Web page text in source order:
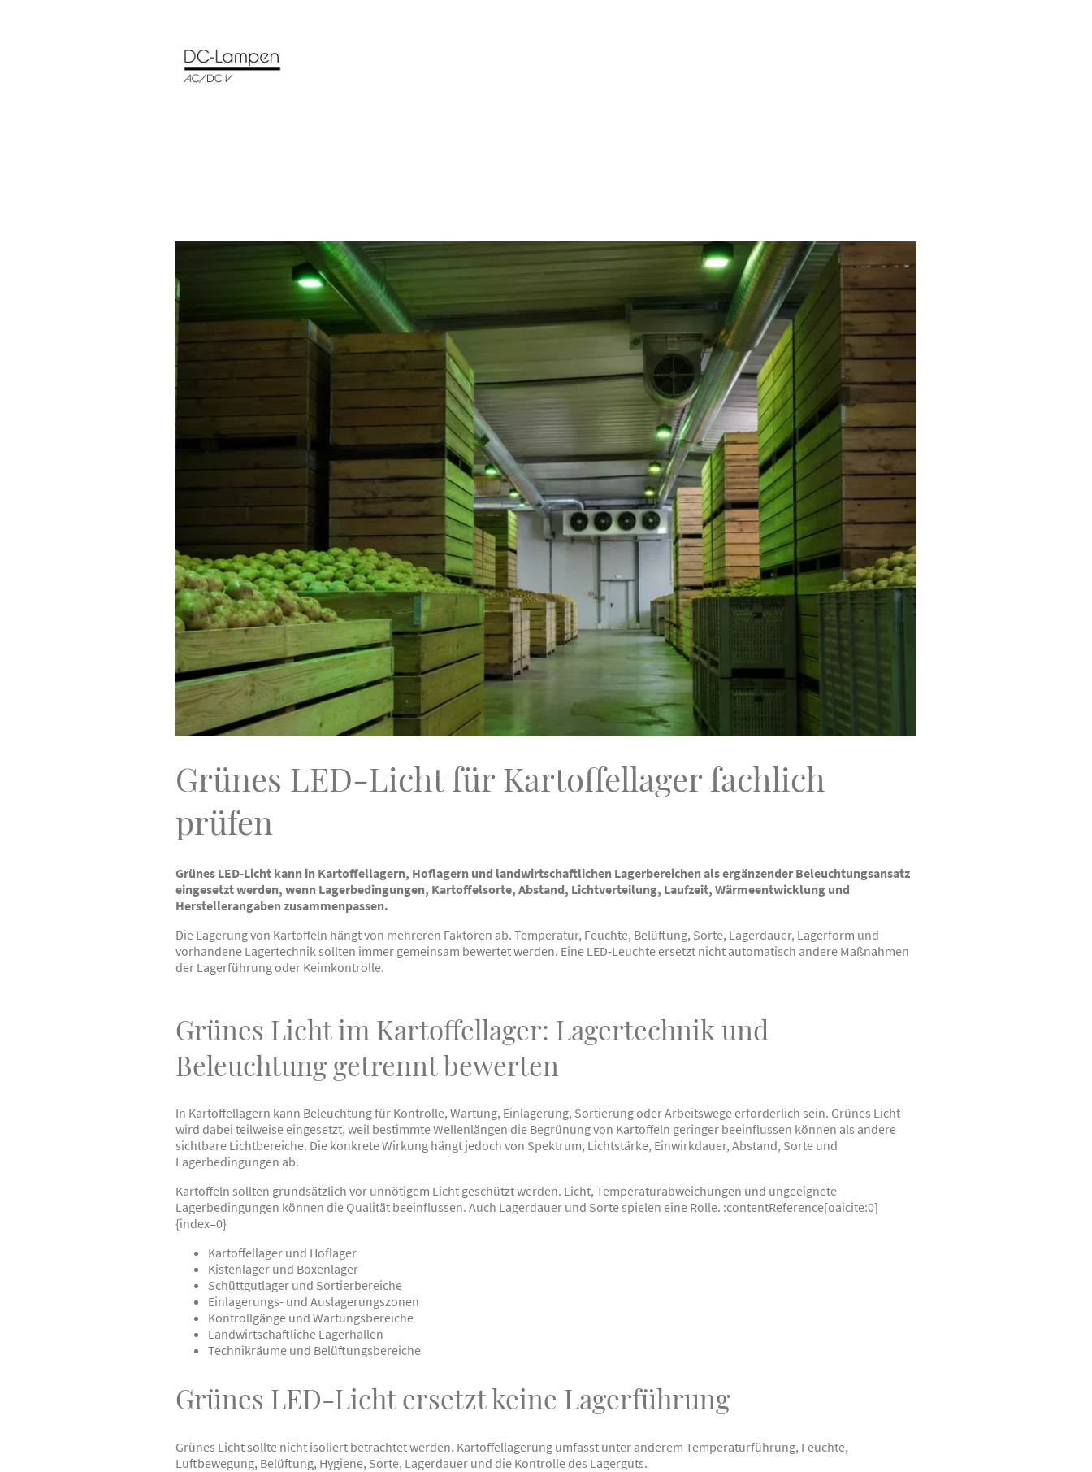
Grünes LED-Licht für Kartoffellager fachlich
prüfen
Grünes LED-Licht kann in Kartoffellagern, Hoflagern und landwirtschaftlichen Lagerbereichen als ergänzender Beleuchtungsansatz
eingesetzt werden, wenn Lagerbedingungen, Kartoffelsorte, Abstand, Lichtverteilung, Laufzeit, Wärmeentwicklung und
Herstellerangaben zusammenpassen.
Die Lagerung von Kartoffeln hängt von mehreren Faktoren ab. Temperatur, Feuchte, Belüftung, Sorte, Lagerdauer, Lagerform und
vorhandene Lagertechnik sollten immer gemeinsam bewertet werden. Eine LED-Leuchte ersetzt nicht automatisch andere Maßnahmen
der Lagerführung oder Keimkontrolle.
Grünes Licht im Kartoffellager: Lagertechnik und
Beleuchtung getrennt bewerten
In Kartoffellagern kann Beleuchtung für Kontrolle, Wartung, Einlagerung, Sortierung oder Arbeitswege erforderlich sein. Grünes Licht
wird dabei teilweise eingesetzt, weil bestimmte Wellenlängen die Begrünung von Kartoffeln geringer beeinflussen können als andere
sichtbare Lichtbereiche. Die konkrete Wirkung hängt jedoch von Spektrum, Lichtstärke, Einwirkdauer, Abstand, Sorte und
Lagerbedingungen ab.
Kartoffeln sollten grundsätzlich vor unnötigem Licht geschützt werden. Licht, Temperaturabweichungen und ungeeignete
Lagerbedingungen können die Qualität beeinflussen. Auch Lagerdauer und Sorte spielen eine Rolle. :contentReference[oaicite:0]
{index=0}
Kartoffellager und Hoflager
Kistenlager und Boxenlager
Schüttgutlager und Sortierbereiche
Einlagerungs- und Auslagerungszonen
Kontrollgänge und Wartungsbereiche
Landwirtschaftliche Lagerhallen
Technikräume und Belüftungsbereiche
Grünes LED-Licht ersetzt keine Lagerführung
Grünes Licht sollte nicht isoliert betrachtet werden. Kartoffellagerung umfasst unter anderem Temperaturführung, Feuchte,
Luftbewegung, Belüftung, Hygiene, Sorte, Lagerdauer und die Kontrolle des Lagerguts.